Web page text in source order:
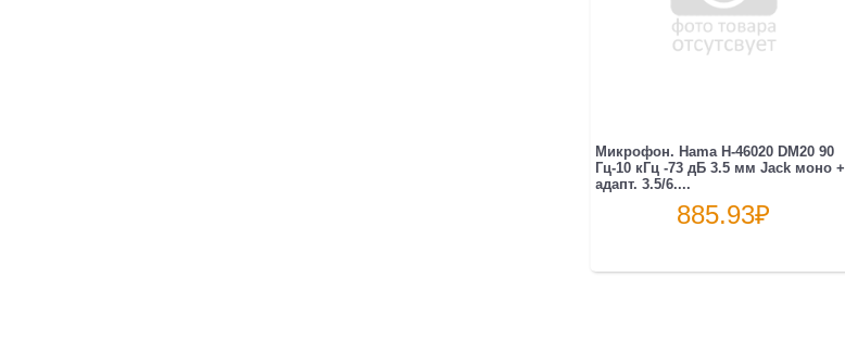
Микрофон. Hama H-46020 DM20 90
Гц-10 кГц -73 дБ 3.5 мм Jack моно +
адапт. 3.5/6....
885.93₽